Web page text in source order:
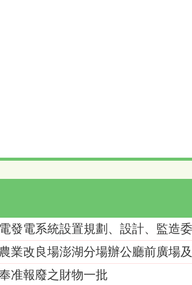
發電系統設置規劃、設計、監造
業改良場澎湖分場辦公廳前廣場
准報廢之財物一批